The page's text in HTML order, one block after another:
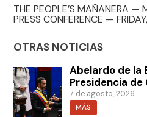
THE PEOPLE’S MAÑANERA —
PRESS CONFERENCE —
OTRAS NOTICIAS
Abelardo de la
Presidencia de
7 de agosto, 2026
MÁS